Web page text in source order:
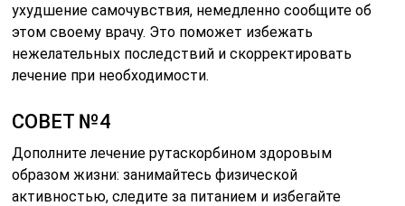
ухудшение самочувствия, немедленно сообщите об
этом своему врачу. Это поможет избежать
нежелательных последствий и скорректировать
лечение при необходимости.
СОВЕТ №4
Дополните лечение рутаскорбином здоровым
образом жизни: занимайтесь физической
активностью, следите за питанием и избегайте